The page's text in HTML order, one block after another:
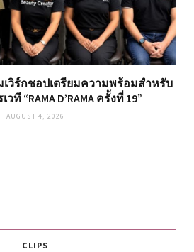
วิร์กชอปเตรียมความพร้อมสำหรับ
ที “RAMA D’RAMA ครั้งที่ 19”
AUGUST 4, 2026
CLIPS